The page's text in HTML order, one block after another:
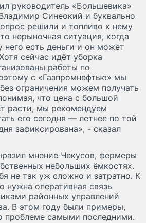
руководитель «Большевика»
Синеокий и буквально
решили и топливо к нему
нерыночная ситуация, когда
него есть деньги и он может
сейчас идёт уборка
работы по
с «Газпромнефтью» мы
ограничения можем получать
что цена с большой
расти, мы рекомендуем
его сегодня — летнее по той
зафиксирована», - сказал
мнение Чекусов, фермеры
небольших ёмкостях.
не так уж сложно и затратно. К
нужна оперативная связь
районных управлений
В этом году были примеры,
проблеме самыми последними.